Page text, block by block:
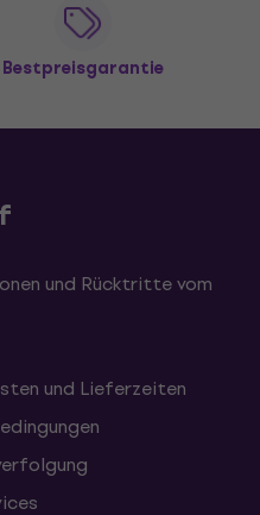
Bestpreisgarantie
und Rücktritte vom
und Lieferzeiten